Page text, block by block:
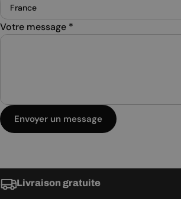
Votre message *
Envoyer un message
Livraison gratuite